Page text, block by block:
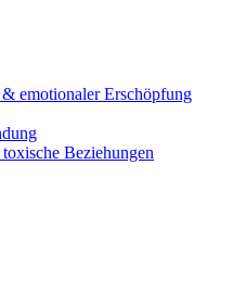
emotionaler Erschöpfung
Beziehungen